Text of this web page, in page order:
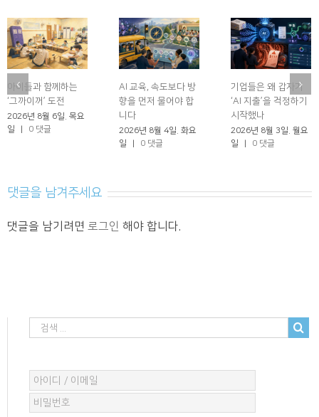
아이들과 함께하는
‘그까이꺼’ 도전
2026년 8월 6일. 목요
일
| 0 댓글
AI 교육, 속도보다 방
향을 먼저 물어야 합
니다
2026년 8월 4일. 화요
일
| 0 댓글
기업들은 왜 갑자기
‘AI 지출’을 걱정하기
시작했나
2026년 8월 3일. 월요
일
| 0 댓글
댓글을 남겨주세요
댓글을 남기려면 로그인 해야 합니다.